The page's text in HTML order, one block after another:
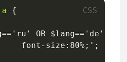
a
{
'ru' OR $lang== 'de'
font-size:80%;' ;